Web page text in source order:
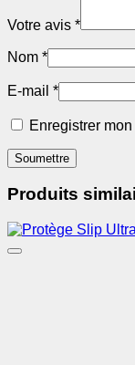
Votre avis *
Nom *
E-mail *
Enregistrer
Produits